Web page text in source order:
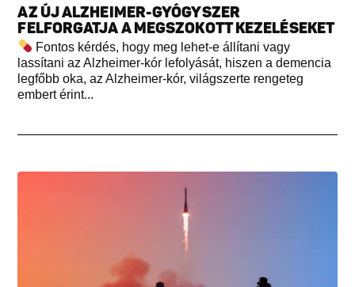
AZ ÚJ ALZHEIMER-GYÓGYSZER
FELFORGATJA A MEGSZOKOTT KEZELÉSEKET
Fontos kérdés, hogy meg lehet-e állítani vagy
lassítani az Alzheimer-kór lefolyását, hiszen a demencia
legfőbb oka, az Alzheimer-kór, világszerte rengeteg
embert érint...